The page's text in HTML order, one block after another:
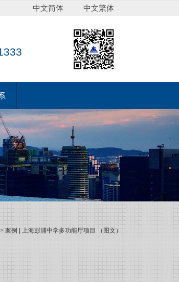
中文简体 中文繁体
> 案例 | 上海彭浦中学多功能厅项目 （图文）